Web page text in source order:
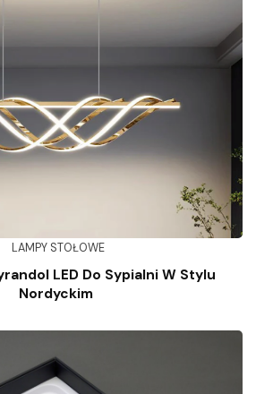
LAMPY STOŁOWE
LED Do Sypialni W Stylu
Nordyckim